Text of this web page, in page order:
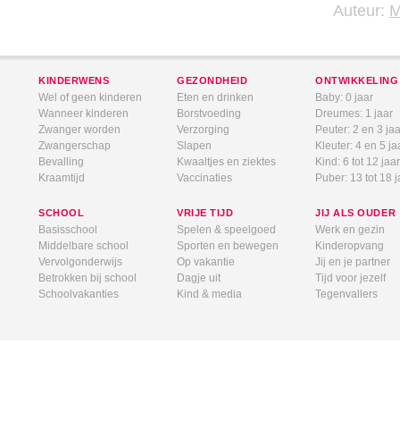
Auteur:
KINDERWENS
Wel of geen kinderen
Wanneer kinderen
Zwanger worden
Zwangerschap
Bevalling
Kraamtijd
GEZONDHEID
Eten en drinken
Borstvoeding
Verzorging
Slapen
Kwaaltjes en ziektes
Vaccinaties
ONTWIKKELING
Baby: 0 jaar
Dreumes: 1 jaar
Peuter: 2 en 3
Kleuter: 4 en 5
Kind: 6 tot 12 jaar
Puber: 13 tot 18
SCHOOL
Basisschool
Middelbare school
Vervolgonderwijs
Betrokken bij school
Schoolvakanties
VRIJE TIJD
Spelen & speelgoed
Sporten en bewegen
Op vakantie
Dagje uit
Kind & media
JIJ ALS OUDER
Werk en gezin
Kinderopvang
Jij en je partner
Tijd voor jezelf
Tegenvallers